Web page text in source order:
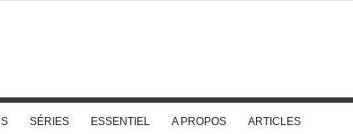
SÉRIES ESSENTIEL A PROPOS ARTICLES